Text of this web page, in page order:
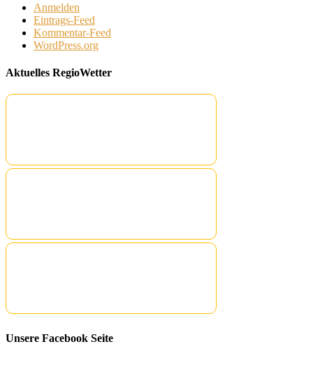
Anmelden
Eintrags-Feed
Kommentar-Feed
WordPress.org
Aktuelles RegioWetter
Unsere Facebook Seite